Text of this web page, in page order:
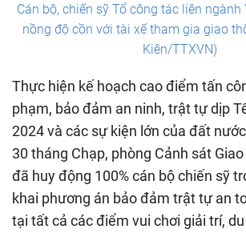
Cán bộ, chiến sỹ Tổ công tác liên
nồng độ cồn với tài xế tham gia giao
Kiên/TTXVN)
Thực hiện kế hoạch cao điểm tấn
phạm, bảo đảm an ninh, trật tự dịp
2024 và các sự kiện lớn của đất
30 tháng Chạp, phòng Cảnh sát
đã huy động 100% cán bộ chiến sỹ
khai phương án bảo đảm trật tự an
tại tất cả các điểm vui chơi giải trí,